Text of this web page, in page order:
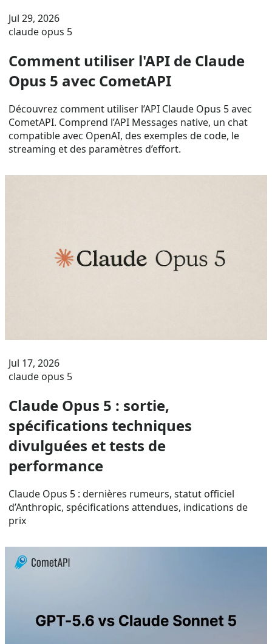
Jul 29, 2026
claude opus 5
Comment utiliser l'API de Claude
Opus 5 avec CometAPI
Découvrez comment utiliser l’API Claude Opus 5 avec
CometAPI. Comprend l’API Messages native, un chat
compatible avec OpenAI, des exemples de code, le
streaming et des paramètres d’effort.
Jul 17, 2026
claude opus 5
Claude Opus 5 : sortie,
spécifications techniques
divulguées et tests de
performance
Claude Opus 5 : dernières rumeurs, statut officiel
d’Anthropic, spécifications attendues, indications de
prix